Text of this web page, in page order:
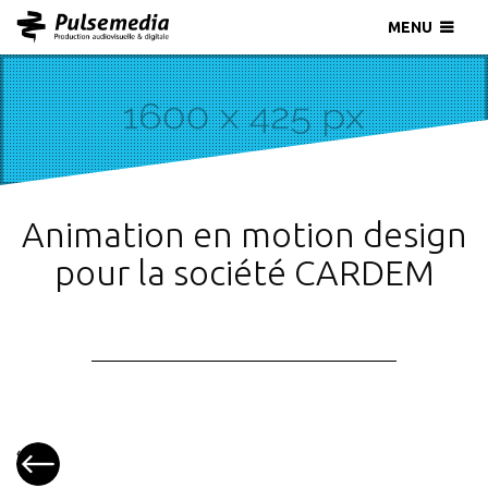
MENU
Animation en motion design
pour la société CARDEM
«